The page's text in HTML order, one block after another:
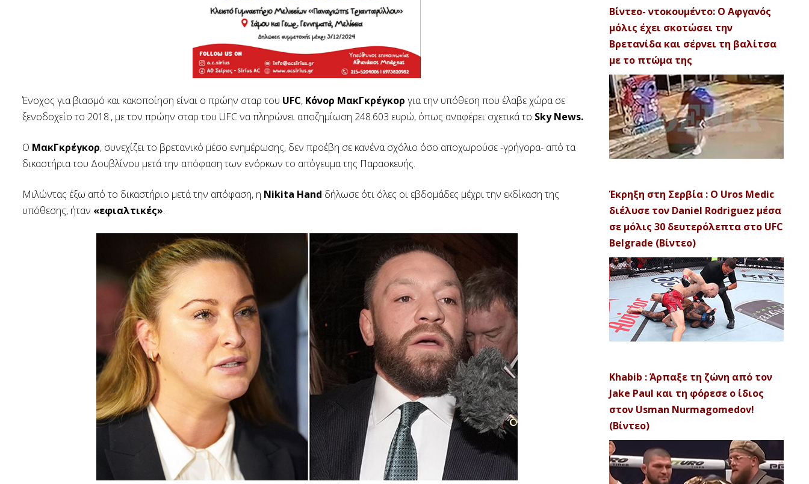
Ένοχος για βιασμό και κακοποίηση είναι ο πρώην σταρ του UFC, Κόνορ ΜακΓκρέγκορ για την υπόθεση που έλαβε χώρα σε
ξενοδοχείο το 2018., με τον πρώην σταρ του UFC να πληρώνει αποζημίωση 248.603 ευρώ, όπως αναφέρει σχετικά το Sky News.
Ο ΜακΓκρέγκορ, συνεχίζει το βρετανικό μέσο ενημέρωσης, δεν προέβη σε κανένα σχόλιο όσο αποχωρούσε -γρήγορα- από τα
δικαστήρια του Δουβλίνου μετά την απόφαση των ενόρκων το απόγευμα της Παρασκευής.
Μιλώντας έξω από το δικαστήριο μετά την απόφαση, η Nikita Hand δήλωσε ότι όλες οι εβδομάδες μέχρι την εκδίκαση της
υπόθεσης, ήταν «εφιαλτικές».
Βίντεο- ντοκουμέντο: Ο Αφγανός
μόλις έχει σκοτώσει την
Βρετανίδα και σέρνει τη βαλίτσα
με το πτώμα της
Έκρηξη στη Σερβία : Ο Uros Medic
διέλυσε τον Daniel Rodriguez μέσα
σε μόλις 30 δευτερόλεπτα στο UFC
Belgrade (Βίντεο)
Khabib : Άρπαξε τη ζώνη από τον
Jake Paul και τη φόρεσε ο ίδιος
στον Usman Nurmagomedov!
(Βίντεο)